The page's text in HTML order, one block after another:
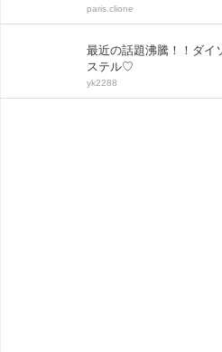
paris.clione
最近の話題沸騰！！ダイ
ステル♡
yk2288